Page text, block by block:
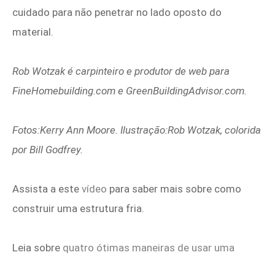
cuidado para não penetrar no lado oposto do
material.
Rob Wotzak é carpinteiro e produtor de web para
FineHomebuilding.com e GreenBuildingAdvisor.com.
Fotos:Kerry Ann Moore. Ilustração:Rob Wotzak, colorida
por Bill Godfrey.
Assista a este vídeo para saber mais sobre como
construir uma estrutura fria.
Leia sobre quatro ótimas maneiras de usar uma